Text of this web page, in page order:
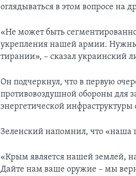
оглядываться в этом вопросе на
«Не может быть
укрепления нашей армии.
тирании», – сказал украинский
Он подчеркнул, что в первую
противовоздушной обороны для
энергетической
Зеленский напомнил, что «наша
«Крым является нашей землей,
Дайте нам ваше оружие – мы